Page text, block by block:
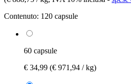
Contenuto: 120 capsule
60 capsule
€ 34,99 (€ 971,94 / kg)